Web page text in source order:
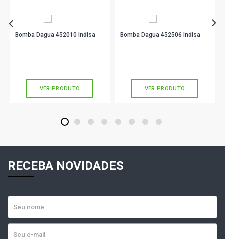
Bomba Dagua 452010 Indisa
VER PRODUTO
Bomba Dagua 452506 Indisa
VER PRODUTO
1 2 3 4 5 6 7 8
RECEBA NOVIDADES